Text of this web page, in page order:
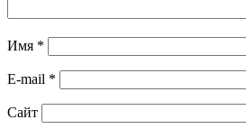
Имя *
E-mail *
Сайт